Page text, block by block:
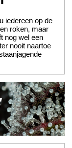
iedereen op de
roken, maar
nog wel een
nooit naartoe